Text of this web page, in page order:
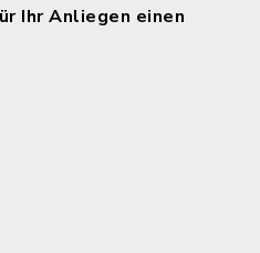
Ihr Anliegen einen